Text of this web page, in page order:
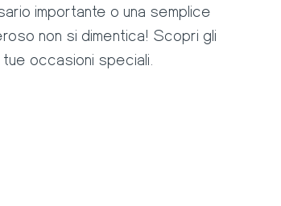
importante o una semplice
non si dimentica! Scopri gli
occasioni speciali.